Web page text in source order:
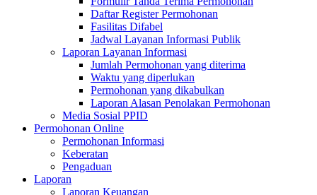
Daftar Register Permohonan
Fasilitas Difabel
Jadwal Layanan Informasi Publik
Laporan Layanan Informasi
Jumlah Permohonan yang diterima
Waktu yang diperlukan
Permohonan yang dikabulkan
Laporan Alasan Penolakan Permohonan
Media Sosial PPID
Permohonan Online
Permohonan Informasi
Keberatan
Pengaduan
Laporan
Laporan Keuangan